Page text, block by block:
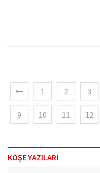
1 2 3
9 10 11 12
KÖŞE YAZILARI